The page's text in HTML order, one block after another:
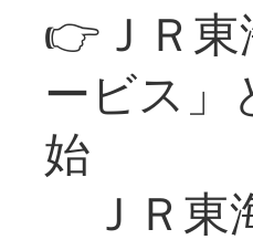
👉ＪＲ
ービス」
始
ＪＲ東